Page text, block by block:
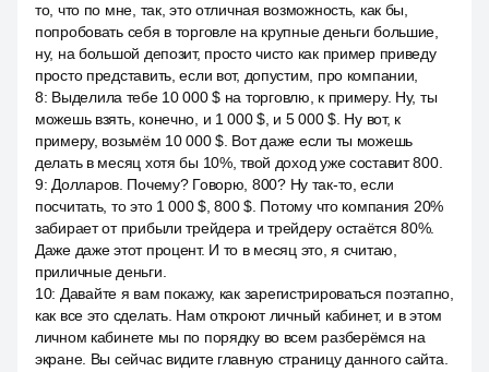
то, что по мне, так, это отличная возможность, как бы,
попробовать себя в торговле на крупные деньги большие,
ну, на большой депозит, просто чисто как пример приведу
просто представить, если вот, допустим, про компании,
8: Выделила тебе 10 000 $ на торговлю, к примеру. Ну, ты
можешь взять, конечно, и 1 000 $, и 5 000 $. Ну вот, к
примеру, возьмём 10 000 $. Вот даже если ты можешь
делать в месяц хотя бы 10%, твой доход уже составит 800.
9: Долларов. Почему? Говорю, 800? Ну так-то, если
посчитать, то это 1 000 $, 800 $. Потому что компания 20%
забирает от прибыли трейдера и трейдеру остаётся 80%.
Даже даже этот процент. И то в месяц это, я считаю,
приличные деньги.
10: Давайте я вам покажу, как зарегистрироваться поэтапно,
как все это сделать. Нам откроют личный кабинет, и в этом
личном кабинете мы по порядку во всем разберёмся на
экране. Вы сейчас видите главную страницу данного сайта.